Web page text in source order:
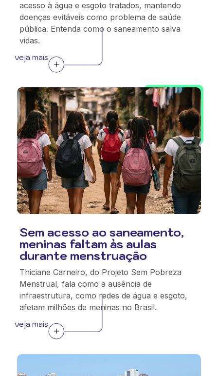
acesso à água e esgoto tratados, mantendo
doenças evitáveis como problema de saúde
pública. Entenda como o saneamento salva
vidas.
veja mais
Sem acesso ao saneamento,
meninas faltam às aulas
durante menstruação
Thiciane Carneiro, do Projeto Sem Pobreza
Menstrual, fala como a ausência de
infraestrutura, como redes de água e esgoto,
afetam milhões de meninas no Brasil.
veja mais